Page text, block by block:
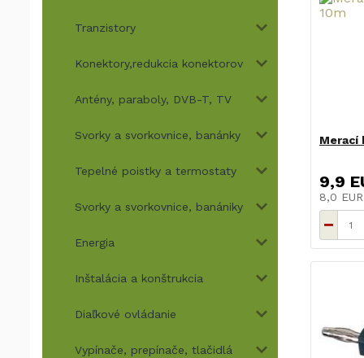
Tranzistory
Konektory,redukcia konektorov
Antény, paraboly, DVB-T, TV
Svorky a svorkovnice, banánky
Tepelné poistky a termostaty
Svorky a svorkovnice, banániky
Energia
Inštalácia a konštrukcia
Diaľkové ovládanie
Vypínače, prepínače, tlačidlá
Merací
9,9
8,0